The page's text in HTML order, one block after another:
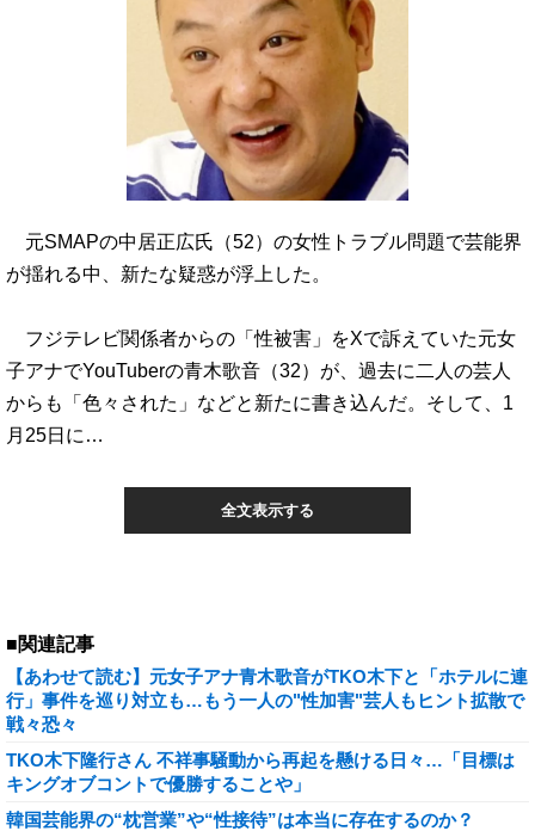
元SMAPの中居正広氏（52）の女性トラブル問題で芸能界
が揺れる中、新たな疑惑が浮上した。
フジテレビ関係者からの「性被害」をXで訴えていた元女
子アナでYouTuberの青木歌音（32）が、過去に二人の芸人
からも「色々された」などと新たに書き込んだ。そして、1
月25日に…
全文表示する
■関連記事
【あわせて読む】元女子アナ青木歌音がTKO木下と「ホテルに連
行」事件を巡り対立も…もう一人の"性加害"芸人もヒント拡散で
戦々恐々
TKO木下隆行さん 不祥事騒動から再起を懸ける日々…「目標は
キングオブコントで優勝することや」
韓国芸能界の“枕営業”や“性接待”は本当に存在するのか？